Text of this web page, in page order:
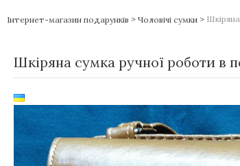
Інтернет-магазин подарунків > Чоловічі сумки >
Шкіряна сумка ручної роботи в